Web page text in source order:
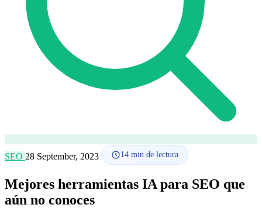
🇪🇸 ES
🇬🇧 EN
Acceder
SEO 28 September, 2023 14 min de lectura
Mejores herramientas IA para SEO que
aún no conoces